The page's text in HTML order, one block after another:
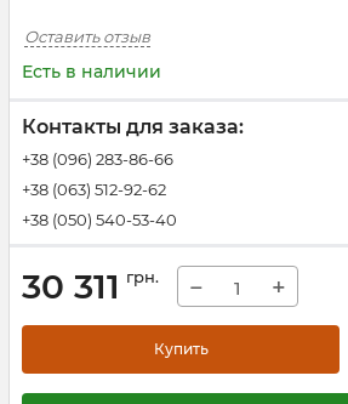
Оставить отзыв
Есть в наличии
Контакты для заказа:
+38 (096) 283-86-66
+38 (063) 512-92-62
+38 (050) 540-53-40
30 311 грн. − +
Купить